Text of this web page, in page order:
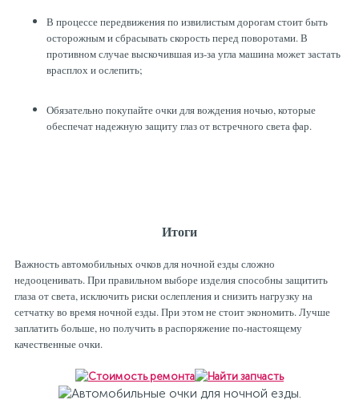
В процессе передвижения по извилистым дорогам стоит быть
осторожным и сбрасывать скорость перед поворотами. В
противном случае выскочившая из-за угла машина может застать
врасплох и ослепить;
Обязательно покупайте очки для вождения ночью, которые
обеспечат надежную защиту глаз от встречного света фар.
Итоги
Важность автомобильных очков для ночной езды сложно
недооценивать. При правильном выборе изделия способны защитить
глаза от света, исключить риски ослепления и снизить нагрузку на
сетчатку во время ночной езды. При этом не стоит экономить. Лучше
заплатить больше, но получить в распоряжение по-настоящему
качественные очки.